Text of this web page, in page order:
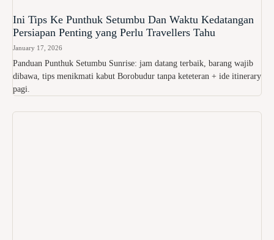
Ini Tips Ke Punthuk Setumbu Dan Waktu Kedatangan
Persiapan Penting yang Perlu Travellers Tahu
January 17, 2026
Panduan Punthuk Setumbu Sunrise: jam datang terbaik, barang wajib
dibawa, tips menikmati kabut Borobudur tanpa keteteran + ide itinerary
pagi.